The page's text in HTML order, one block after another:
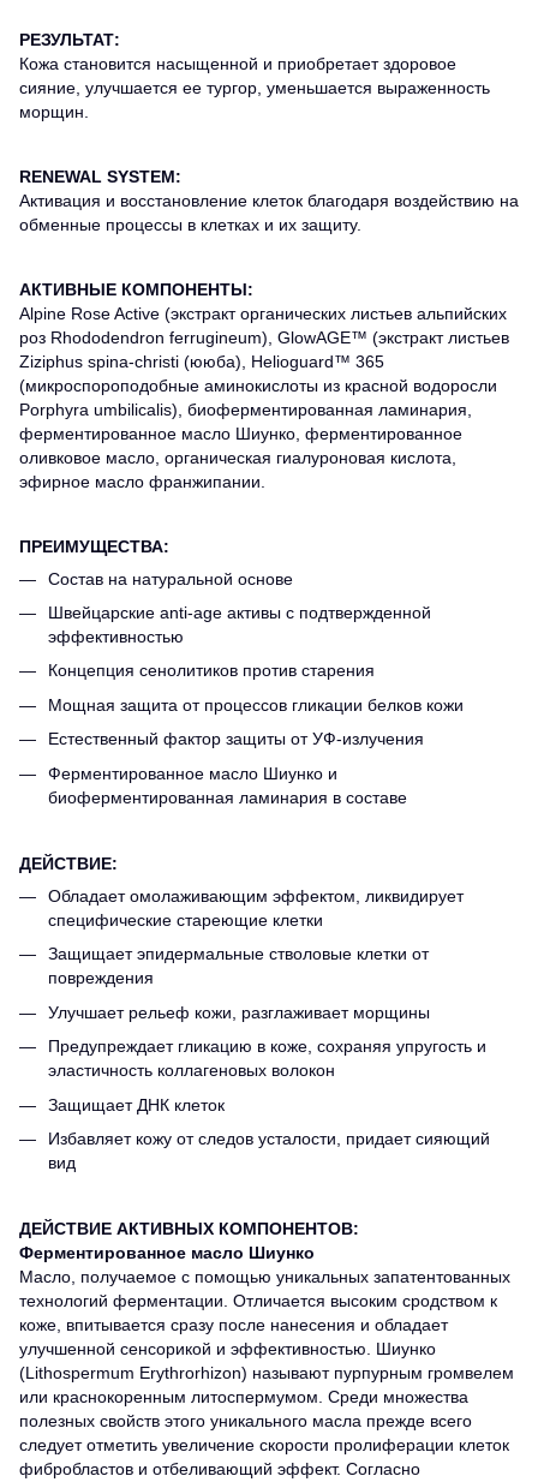
РЕЗУЛЬТАТ:
Кожа становится насыщенной и приобретает здоровое
сияние, улучшается ее тургор, уменьшается выраженность
морщин.
RENEWAL SYSTEM:
Активация и восстановление клеток благодаря воздействию на
обменные процессы в клетках и их защиту.
АКТИВНЫЕ КОМПОНЕНТЫ:
Alpine Rose Active (экстракт органических листьев альпийских
роз Rhododendron ferrugineum), GlowAGE™ (экстракт листьев
Ziziphus spina-сhristi (ююба), Helioguard™ 365
(микроспороподобные аминокислоты из красной водоросли
Porphyra umbilicalis), биоферментированная ламинария,
ферментированное масло Шиунко, ферментированное
оливковое масло, органическая гиалуроновая кислота,
эфирное масло франжипании.
ПРЕИМУЩЕСТВА:
Состав на натуральной основе
Швейцарские anti-age активы с подтвержденной
эффективностью
Концепция сенолитиков против старения
Мощная защита от процессов гликации белков кожи
Естественный фактор защиты от УФ-излучения
Ферментированное масло Шиунко и
биоферментированная ламинария в составе
ДЕЙСТВИЕ:
Обладает омолаживающим эффектом, ликвидирует
специфические стареющие клетки
Защищает эпидермальные стволовые клетки от
повреждения
Улучшает рельеф кожи, разглаживает морщины
Предупреждает гликацию в коже, сохраняя упругость и
эластичность коллагеновых волокон
Защищает ДНК клеток
Избавляет кожу от следов усталости, придает сияющий
вид
ДЕЙСТВИЕ АКТИВНЫХ КОМПОНЕНТОВ:
Ферментированное масло Шиунко
Масло, получаемое с помощью уникальных запатентованных
технологий ферментации. Отличается высоким сродством к
коже, впитывается сразу после нанесения и обладает
улучшенной сенсорикой и эффективностью. Шиунко
(Lithospermum Erythrorhizon) называют пурпурным громвелем
или краснокоренным литоспермумом. Среди множества
полезных свойств этого уникального масла прежде всего
следует отметить увеличение скорости пролиферации клеток
фибробластов и отбеливающий эффект. Согласно